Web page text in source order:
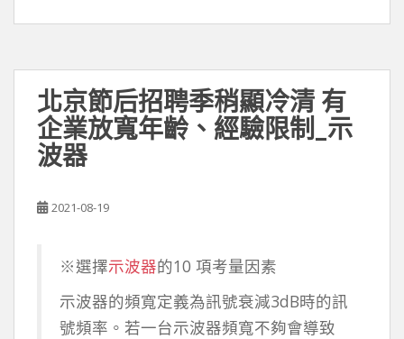
北京節后招聘季稍顯冷清 有
企業放寬年齡、經驗限制_示
波器
2021-08-19
※選擇示波器的10 項考量因素
示波器的頻寬定義為訊號衰減3dB時的訊
號頻率。若一台示波器頻寬不夠會導致